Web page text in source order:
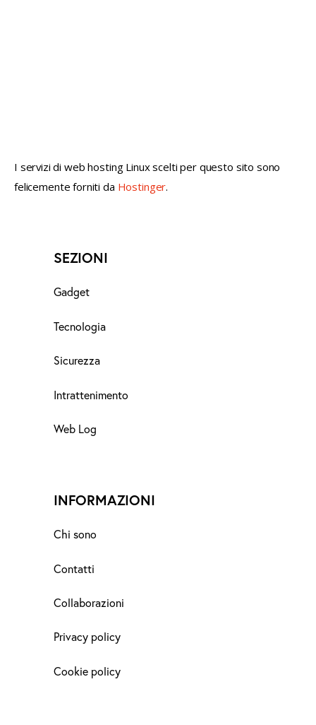
I servizi di web hosting Linux scelti per questo sito sono
felicemente forniti da Hostinger.
SEZIONI
Gadget
Tecnologia
Sicurezza
Intrattenimento
Web Log
INFORMAZIONI
Chi sono
Contatti
Collaborazioni
Privacy policy
Cookie policy